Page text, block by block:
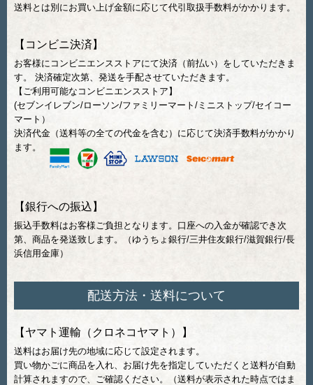
送料とは別にお買い上げ金額に応じて代引取扱手数料がかかります。
【コンビニ決済】
お客様にコンビニエンスストアにて決済（前払い）をしていただきま
す。 決済確定次第、発送を手配させていただきます。
【ご利用可能なコンビニエンスストア】
(セブンイレブン/ローソン/ファミリーマート/ミニストップ/セイコー
マート）
決済代金（送料等の全ての代金を含む）に応じて決済手数料がかかり
ます。
【銀行への振込】
振込手数料はお客様ご負担となります。口座への入金が確認でき次
第、商品を発送致します。（ゆうちょ銀行/三井住友銀行/滋賀銀行/長
浜信用金庫）
配送方法・送料について
【ヤマト運輸（クロネコヤマト）】
送料はお届け先の地域に応じて設定されます。
買い物かごに商品を入れ、お届け先を指定していただくと送料が自動
計算されますので、ご確認ください。（送料が表示された時点ではま